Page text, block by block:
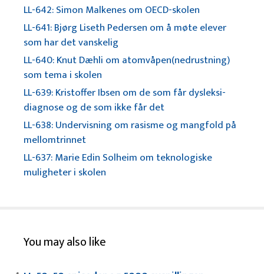
LL-642: Simon Malkenes om OECD-skolen
LL-641: Bjørg Liseth Pedersen om å møte elever
som har det vanskelig
LL-640: Knut Dæhli om atomvåpen(nedrustning)
som tema i skolen
LL-639: Kristoffer Ibsen om de som får dysleksi-
diagnose og de som ikke får det
LL-638: Undervisning om rasisme og mangfold på
mellomtrinnet
LL-637: Marie Edin Solheim om teknologiske
muligheter i skolen
You may also like